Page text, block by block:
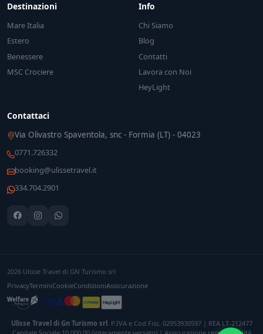
Destinazioni
Mare Italia
Estero
Benessere
MSC Crociere
Info
Chi Siamo
Blog
Contatti
Lavora con Noi
HeyLight
Contattaci
Via Olivastro Spaventola, snc - Formia (LT) - 04023
0771.726332
booking@ulissetravel.it
334.704.2901
2026 Ulisse Travel di GN Turismo srl
PrivacyTerminiCookieCondizioniAssicurazione
Ulisse Travel di Gn Turismo srl. P.IVA e Cod.Fisc. 02953930597 | REA LT-212477